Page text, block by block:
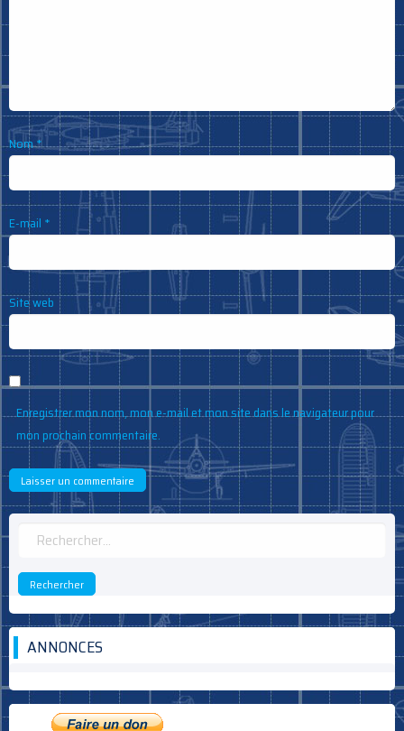
Nom*
E-mail *
Site web
Enregistrer mon nom, mon e-mail et mon site dans le navigateur pour
mon prochain commentaire.
Rechercher :
ANNONCES